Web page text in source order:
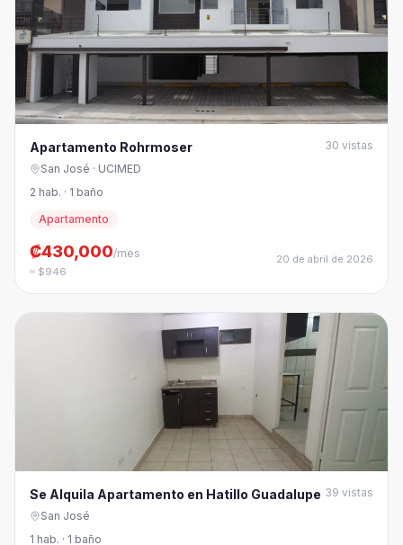
Apartamento Rohrmoser 30 vistas
San José · UCIMED
2 hab. · 1 baño
Apartamento
₡430,000/mes
≈ $946
20 de abril de 2026
Se Alquila Apartamento en Hatillo Guadalupe 39 vistas
San José
1 hab. · 1 baño